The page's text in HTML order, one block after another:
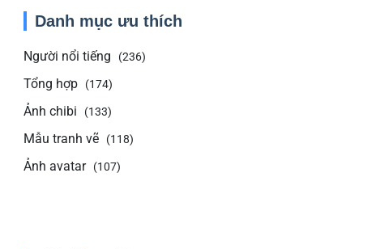
Danh mục ưu thích
Người nổi tiếng (236)
Tổng hợp (174)
Ảnh chibi (133)
Mẫu tranh vẽ (118)
Ảnh avatar (107)